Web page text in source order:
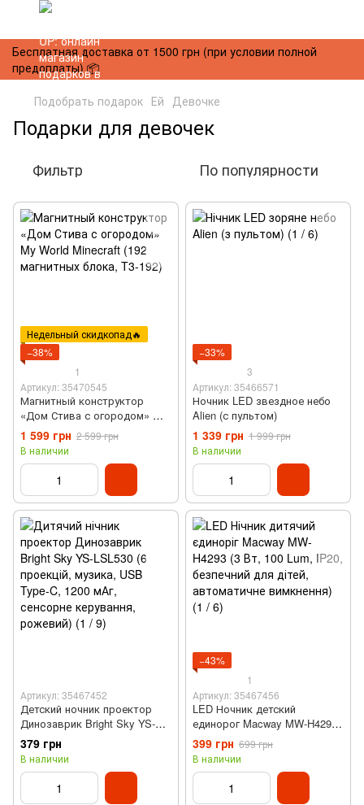
Бесплатная доставка от 1500 грн (при условии полной
предоплаты) 📦
Подобрать подарок Ей Девочке
Подарки для девочек
Фильтр По популярности
Недельный скидкопад🔥
−38%
1
Артикул: 35470545
Магнитный конструктор
«Дом Стива с огородом» My
World Minecraft (192
магнитных блока, T3-192)
1 599 грн 2 599 грн
В наличии
−33%
3
Артикул: 35466571
Ночник LED звездное небо
Alien (с пультом)
1 339 грн 1 999 грн
В наличии
Артикул: 35467452
Детский ночник проектор
Динозаврик Bright Sky YS-
LSL530 (6 проекций, музыка,
USB Type-C, 1200 мАч,
сенсорное управления,
голубой)
379 грн
В наличии
−43%
1
Артикул: 35467456
LED Ночник детский
единорог Macway MW-H4293
(3 Вт, 100 Lum, IP20,
безопасный для детей,
автоматическое
отключение)
399 грн 699 грн
В наличии